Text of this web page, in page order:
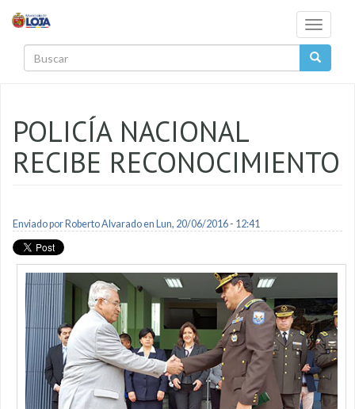
Toggle
POLICÍA NACIONAL
RECIBE RECONOCIMIENTO
Enviado por Roberto Alvaradoen Lun, 20/06/2016 - 12:41